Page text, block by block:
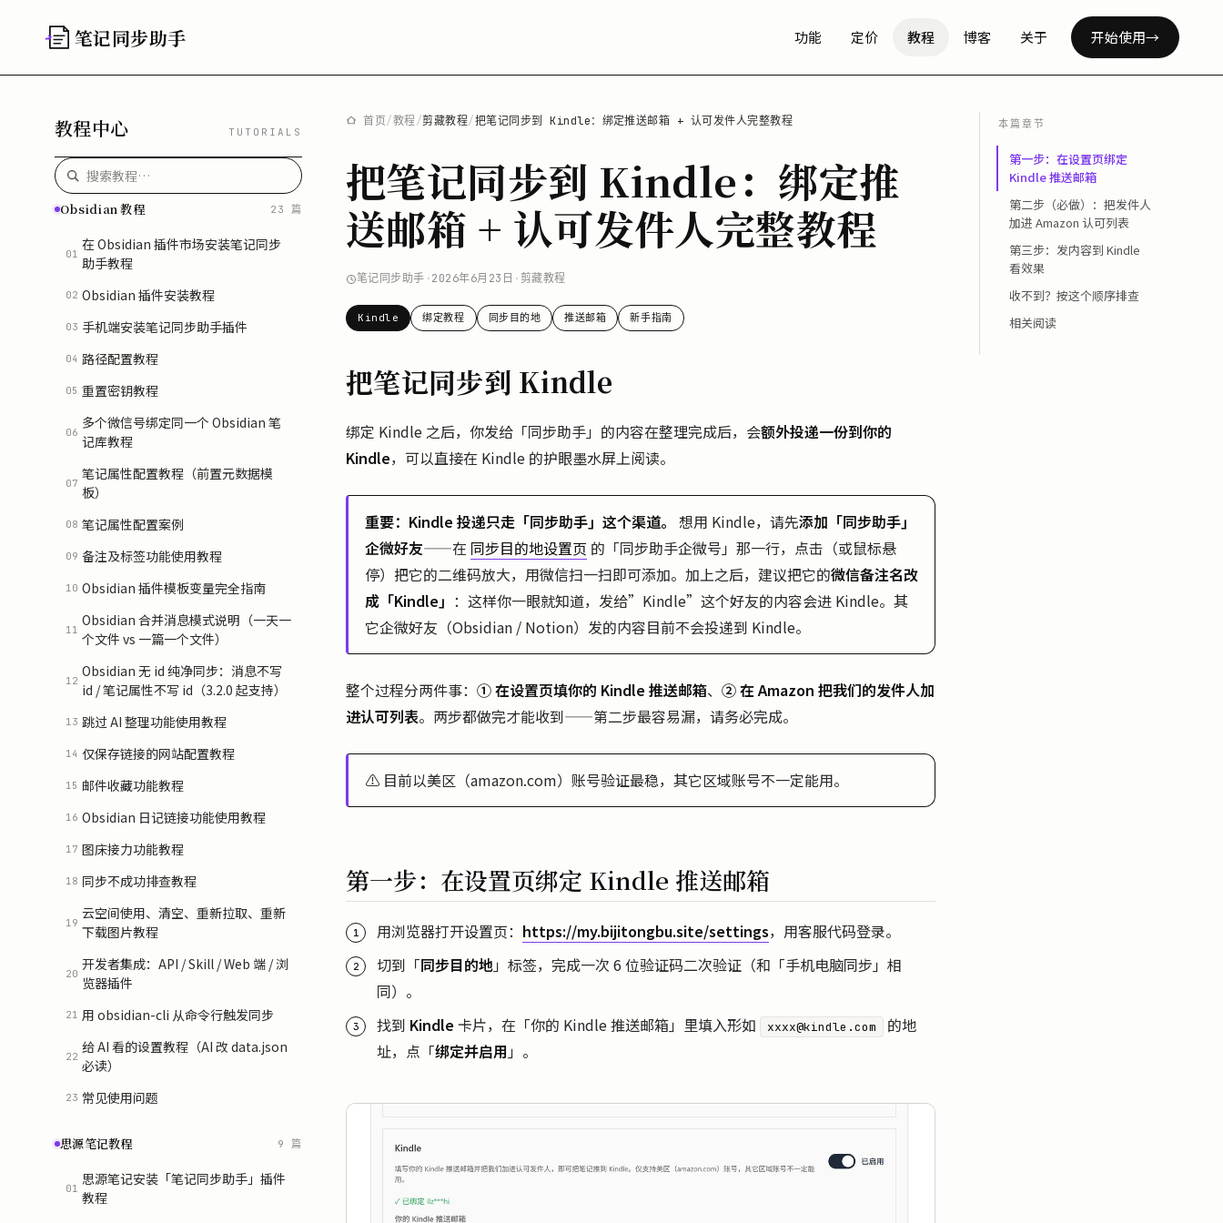
笔记同步助手 功能 定价 教程 博客 关于 开始使用→
教程中心 TUTORIALS
Obsidian 教程 23 篇
01
在 Obsidian 插件市场安装笔记同步
助手教程
02 Obsidian 插件安装教程
03 手机端安装笔记同步助手插件
04 路径配置教程
05 重置密钥教程
06
多个微信号绑定同一个 Obsidian 笔
记库教程
07
笔记属性配置教程（前置元数据模
板）
08 笔记属性配置案例
09 备注及标签功能使用教程
10 Obsidian 插件模板变量完全指南
11
Obsidian 合并消息模式说明（一天一
个文件 vs 一篇一个文件）
12
Obsidian 无 id 纯净同步：消息不写
id / 笔记属性不写 id（3.2.0 起支持）
13 跳过 AI 整理功能使用教程
14 仅保存链接的网站配置教程
15 邮件收藏功能教程
16 Obsidian 日记链接功能使用教程
17 图床接力功能教程
18 同步不成功排查教程
19
云空间使用、清空、重新拉取、重新
下载图片教程
20
开发者集成：API / Skill / Web 端 / 浏
览器插件
21 用 obsidian-cli 从命令行触发同步
22
给 AI 看的设置教程（AI 改 data.json
必读）
23 常见使用问题
思源笔记教程 9 篇
01
思源笔记安装「笔记同步助手」插件
教程
首页/教程/剪藏教程/把笔记同步到 Kindle：绑定推送邮箱 + 认可发件人完整教程
把笔记同步到 Kindle：绑定推
送邮箱 + 认可发件人完整教程
笔记同步助手 ·2026年6月23日 · 剪藏教程
Kindle 绑定教程 同步目的地 推送邮箱 新手指南
把笔记同步到 Kindle
绑定 Kindle 之后，你发给「同步助手」的内容在整理完成后，会额外投递一份到你的
Kindle，可以直接在 Kindle 的护眼墨水屏上阅读。
重要：Kindle 投递只走「同步助手」这个渠道。 想用 Kindle，请先添加「同步助手」
企微好友——在 同步目的地设置页 的「同步助手企微号」那一行，点击（或鼠标悬
停）把它的二维码放大，用微信扫一扫即可添加。加上之后，建议把它的微信备注名改
成「Kindle」 ：这样你一眼就知道，发给”Kindle”这个好友的内容会进 Kindle。其
它企微好友（Obsidian / Notion）发的内容目前不会投递到 Kindle。
整个过程分两件事： ① 在设置页填你的 Kindle 推送邮箱、 ② 在 Amazon 把我们的发件人加
进认可列表。两步都做完才能收到——第二步最容易漏，请务必完成。
⚠️ 目前以美区（amazon.com）账号验证最稳，其它区域账号不一定能用。
第一步：在设置页绑定 Kindle 推送邮箱
用浏览器打开设置页： https://my.bijitongbu.site/settings，用客服代码登录。
切到「同步目的地」标签，完成一次 6 位验证码二次验证（和「手机电脑同步」相
同）。
找到 Kindle卡片，在「你的 Kindle 推送邮箱」里填入形如 xxxx@kindle.com
的地
址，点「绑定并启用 」。
本篇章节
第一步：在设置页绑定
Kindle 推送邮箱
第二步（必做）：把发件人
加进 Amazon 认可列表
第三步：发内容到 Kindle
看效果
收不到？按这个顺序排查
相关阅读